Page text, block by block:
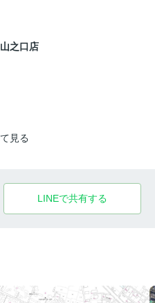
之口店
見る
LINEで共有する